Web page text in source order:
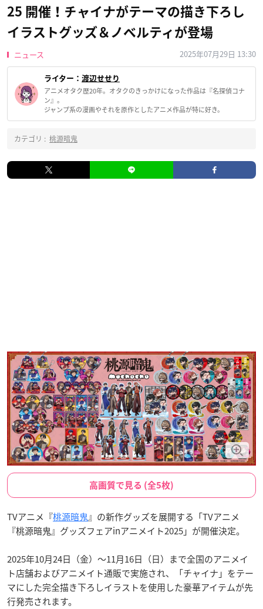
25 開催！チャイナがテーマの描き下ろし
イラストグッズ＆ノベルティが登場
ニュース 2025年07月29日 13:30
ライター： 渡辺せせり
アニメオタク歴20年。オタクのきっかけになった作品は『名探偵コナ
ン』。
ジャンプ系の漫画やそれを原作としたアニメ作品が特に好き。
カテゴリ : 桃源暗鬼
高画質で見る (全5枚)
TVアニメ『桃源暗鬼』の新作グッズを展開する「TVアニメ
『桃源暗鬼』グッズフェアinアニメイト2025」が開催決定。
2025年10月24日（金）〜11月16日（日）まで全国のアニメイ
ト店舗およびアニメイト通販で実施され、「チャイナ」をテー
マにした完全描き下ろしイラストを使用した豪華アイテムが先
行発売されます。